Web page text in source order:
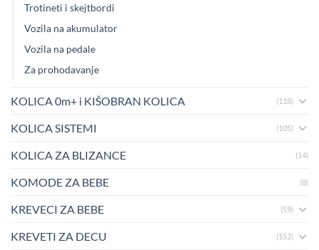
Trotineti i skejtbordi
Vozila na akumulator
Vozila na pedale
Za prohodavanje
KOLICA 0m+ i KIŠOBRAN KOLICA (118)
KOLICA SISTEMI (105)
KOLICA ZA BLIZANCE (14)
KOMODE ZA BEBE (8)
KREVECI ZA BEBE (59)
KREVETI ZA DECU (152)